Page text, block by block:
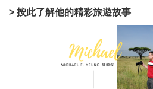
> 按此了解他的精彩旅遊故事